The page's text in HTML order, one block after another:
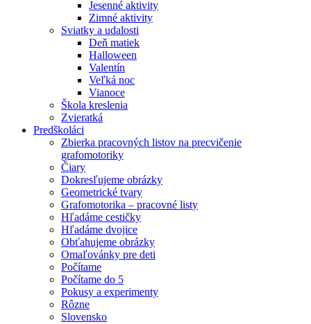
Jesenné aktivity
Zimné aktivity
Sviatky a udalosti
Deň matiek
Halloween
Valentín
Veľká noc
Vianoce
Škola kreslenia
Zvieratká
Predškoláci
Zbierka pracovných listov na precvičenie
grafomotoriky
Čiary
Dokresľujeme obrázky
Geometrické tvary
Grafomotorika – pracovné listy
Hľadáme cestičky
Hľadáme dvojice
Obťahujeme obrázky
Omaľovánky pre deti
Počítame
Počítame do 5
Pokusy a experimenty
Rôzne
Slovensko